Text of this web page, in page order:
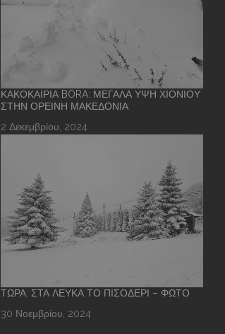
ΚΑΚΟΚΑΙΡΊΑ BORA: ΜΕΓΆΛΑ ΎΨΗ ΧΙΟΝΙΟΎ
ΣΤΗΝ ΟΡΕΙΝΉ ΜΑΚΕΔΟΝΊΑ
2 Δεκεμβρίου, 2024
ΤΏΡΑ: ΣΤΑ ΛΕΥΚΆ ΤΟ ΠΙΣΟΔΈΡΙ – ΦΩΤΌ
30 Νοεμβρίου, 2024